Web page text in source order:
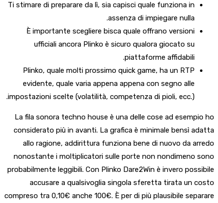
Ti stimare di preparare da lì, sia capisci quale funziona in
assenza di impiegare nulla.
È importante scegliere bisca quale offrano versioni
ufficiali ancora Plinko è sicuro qualora giocato su
piattaforme affidabili.
Plinko, quale molti prossimo quick game, ha un RTP
evidente, quale varia appena appena con segno alle
impostazioni scelte (volatilità, competenza di pioli, ecc.).
La fila sonora techno house è una delle cose ad esempio ho
considerato più in avanti. La grafica è minimale bensì adatta
allo ragione, addirittura funziona bene di nuovo da arredo
nonostante i moltiplicatori sulle porte non nondimeno sono
probabilmente leggibili. Con Plinko Dare2Win è invero possibile
accusare a qualsivoglia singola sferetta tirata un costo
compreso tra 0,10€ anche 100€. È per di più plausibile separare